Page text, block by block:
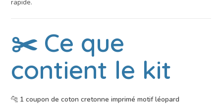
rapide.
✂️ Ce que
contient le kit
🐆 1 coupon de coton cretonne imprimé motif léopard